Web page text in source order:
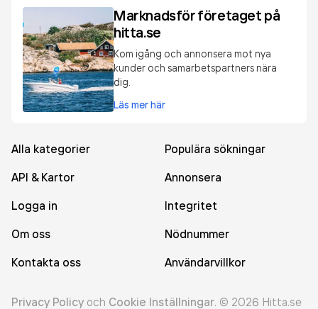
Marknadsför företaget på
hitta.se
Kom igång och annonsera mot nya
kunder och samarbetspartners nära
dig.
Läs mer här
Alla kategorier
Populära sökningar
API & Kartor
Annonsera
Logga in
Integritet
Om oss
Nödnummer
Kontakta oss
Användarvillkor
Privacy Policy och Cookie Inställningar. © 2026 Hitta.se